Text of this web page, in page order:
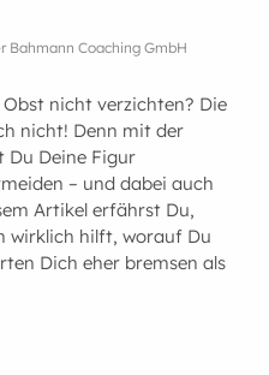
Bahmann Coaching GmbH
nicht verzichten? Die
nicht! Denn mit der
Du Deine Figur
– und dabei auch
Artikel erfährst Du,
wirklich hilft, worauf Du
Dich eher bremsen als